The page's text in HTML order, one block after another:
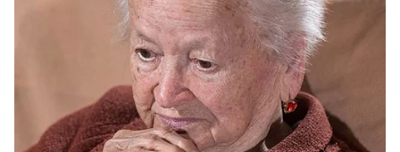
Asianet News
ವ್ಯತ್ಯಾಸಗಳು ಹೀಗಿವೆ ನೋಡಿ
ರೈಲ್‌ಒನ್ ಆನ್‌ಲೈನ್ ರೈಲು ಟ್ರ್ಯಾಕಿಂಗ್, PNR ಸ್ಥಿತಿ,
ಕೋಚ್ ಸ್ಥಾನ ಮತ್ತು ಆಹಾರ ಆದೇಶವನ್ನು ಸಹ